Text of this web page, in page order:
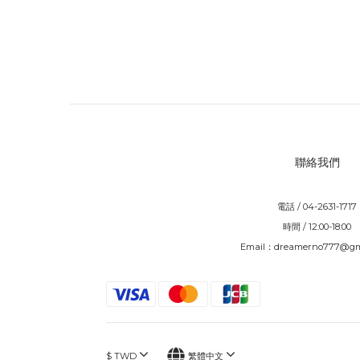
聯絡我們
電話 / 04-2631-1717
時間 / 12:00-18:00
Email：
$ TWD 繁體中文